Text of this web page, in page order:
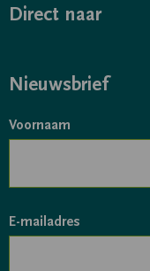
Direct naar
Nieuwsbrief
Voornaam
E-mailadres